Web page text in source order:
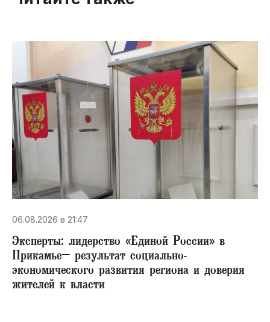
06.08.2026 в 21:47
Эксперты: лидерство «Единой России» в
Прикамье– результат социально-
экономического развития региона и доверия
жителей к власти